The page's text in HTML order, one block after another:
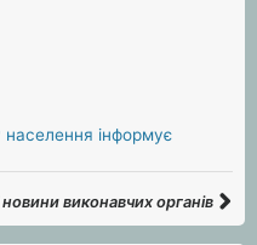
населення інформує
новини виконавчих органів